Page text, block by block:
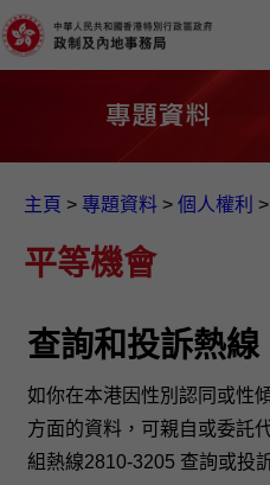
主頁 > 專題資料 > 個人權利 >
平等機會
查詢和投訴熱線
如你在本港因性別認同或性
方面的資料，可親自或委託
組熱線2810-3205 查詢或投